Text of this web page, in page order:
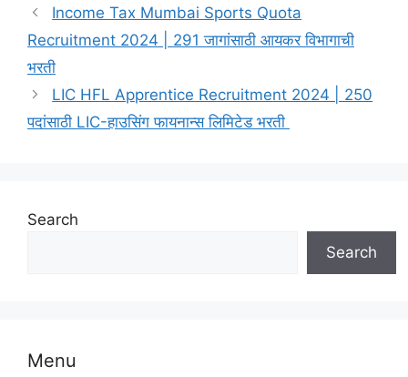
Income Tax Mumbai Sports Quota
Recruitment 2024 | 291 जागांसाठी आयकर विभागाची
भरती
LIC HFL Apprentice Recruitment 2024 | 250
पदांसाठी LIC-हाउसिंग फायनान्स लिमिटेड भरती
Search
Search
Menu